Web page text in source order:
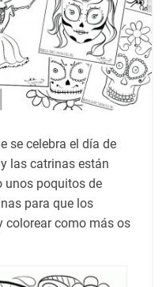
se celebra el día de
las catrinas están
unos poquitos de
para que los
colorear como más os